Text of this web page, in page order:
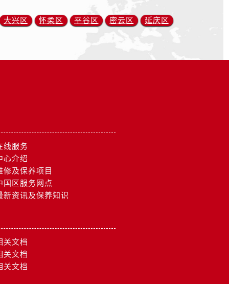
大兴区 怀柔区 平谷区 密云区 延庆区
线服务
心介绍
修及保养项目
国区服务网点
新资讯及保养知识
关文档
关文档
关文档